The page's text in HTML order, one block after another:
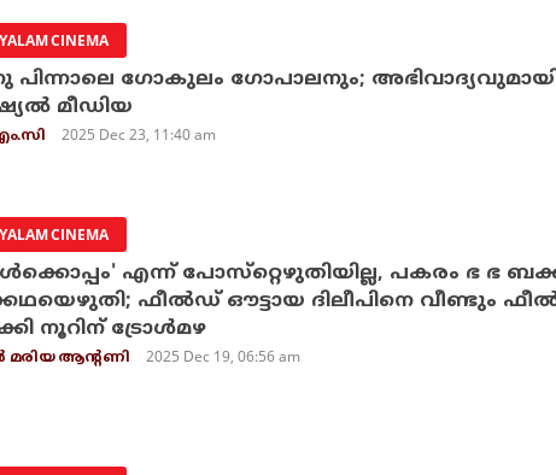
CINEMA
പിന്നാലെ ഗോകുലം ഗോപാലനും;
മീഡിയ
2025 Dec 23, 11:40 am
CINEMA
എന്ന് പോസ്‌റ്റെഴുതിയില്ല, പകരം ഭ ഭ
ഫീല്‍ഡ് ഔട്ടായ ദിലീപിനെ വീണ്ടും
നൂറിന് ട്രോള്‍മഴ
ആന്റണി 2025 Dec 19, 06:56 am